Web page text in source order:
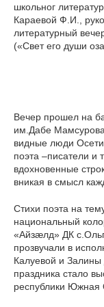
школьног
Караевой Ф.И.,
литературный
(«Свет его души
Вечер прошел на
им.Дабе
видные люди
поэта –писатели и
вдохновенные
вникая в смысл
Стихи поэта на
национальный
«Айзæлд» ДК
прозвучали в
Калуевой и
праздника стало
республики Южная